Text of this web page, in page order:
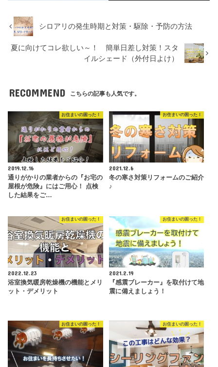
シロアリの発生時期と対策・駆除・予防の方法
夏に向けてコレ欲しい～！ 簡単日差し対策！スタ
イルシェード（外付日よけ）
RECOMMEND こちらの記事も人気です。
お住まいの困った！
2019.12.16
通りがかりの業者からの『お宅の
屋根が危険』にはご用心！ 点検
した結果をご…
お住まいの困った！
2021.12.6
冬の寒さ対策リフォームのご紹介
♪
お住まいの困った！
2022.12.23
浴室換気暖房乾燥機の機能とメリ
ット・デメリット
お住まいの困った！
2021.2.19
『感震ブレーカー』を取付けて地
震に備えましょう！
お住まいの困った！ お住まいの困った！